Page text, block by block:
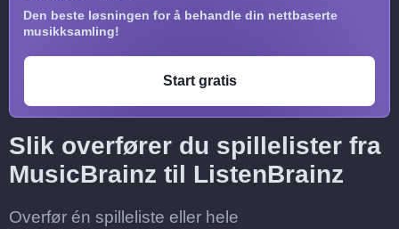
Den beste løsningen for å behandle din nettbaserte
musikksamling!
Start gratis
Slik overfører du spillelister fra
MusicBrainz til ListenBrainz
Overfør én spilleliste eller hele